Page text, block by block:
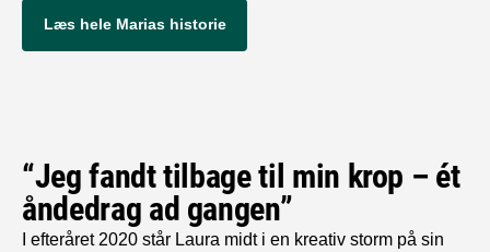
Læs hele Marias historie
“Jeg fandt tilbage til min krop – ét
åndedrag ad gangen”
I efteråret 2020 står Laura midt i en kreativ storm på sin